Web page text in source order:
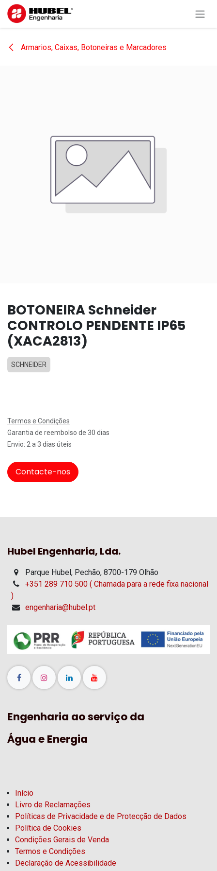
Pular para o conteúdo
Armarios, Caixas, Botoneiras e Marcadores
BOTONEIRA Schneider
CONTROLO PENDENTE IP65
(XACA2813)
SCHNEIDER
Termos e Condições
Garantia de reembolso de 30 dias
Envio: 2 a 3 dias úteis
Contacte-nos
Hubel Engenharia, Lda.
Parque Hubel, Pechão, 8700-179 Olhão
+351 289 710 500 ( Chamada para a rede fixa nacional
)
engenharia@hubel.pt
Engenharia ao serviço da
Água e Energia
Início
Livro de Reclamações
Políticas de Privacidade e de Protecção de Dados
Política de Cookies
Condições Gerais de Venda
Termos e Condições
Declaração de Acessibilidade